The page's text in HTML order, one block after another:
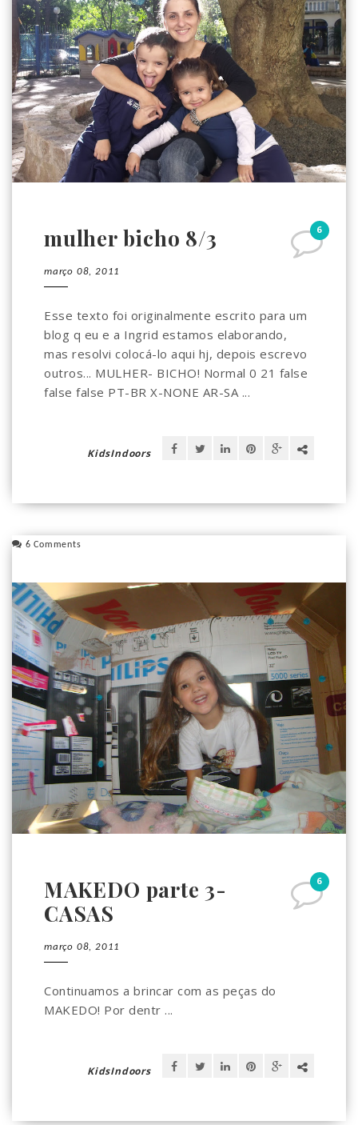
6
mulher bicho 8/3
março 08, 2011
Esse texto foi originalmente escrito para um
blog q eu e a Ingrid estamos elaborando,
mas resolvi colocá-lo aqui hj, depois escrevo
outros... MULHER- BICHO! Normal 0 21 false
false false PT-BR X-NONE AR-SA ...
KidsIndoors
6 Comments
6
MAKEDO parte 3-
CASAS
março 08, 2011
Continuamos a brincar com as peças do
MAKEDO! Por dentr ...
KidsIndoors